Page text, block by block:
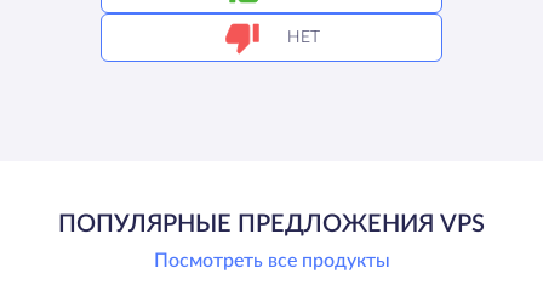
НЕТ
ПОПУЛЯРНЫЕ ПРЕДЛОЖЕНИЯ VPS
Посмотреть все продукты